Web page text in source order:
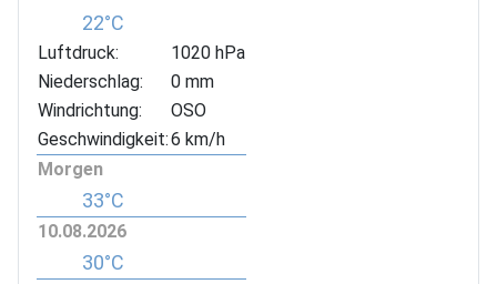
22°C
Luftdruck:
1020 hPa
Niederschlag:
0 mm
Windrichtung:
OSO
Geschwindigkeit:6 km/h
Morgen
33°C
10.08.2026
30°C